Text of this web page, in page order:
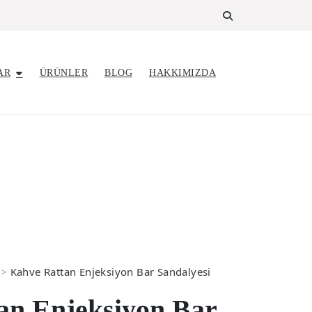
ÜRÜNLER BLOG HAKKIMIZDA
Kahve Rattan Enjeksiyon Bar Sandalyesi